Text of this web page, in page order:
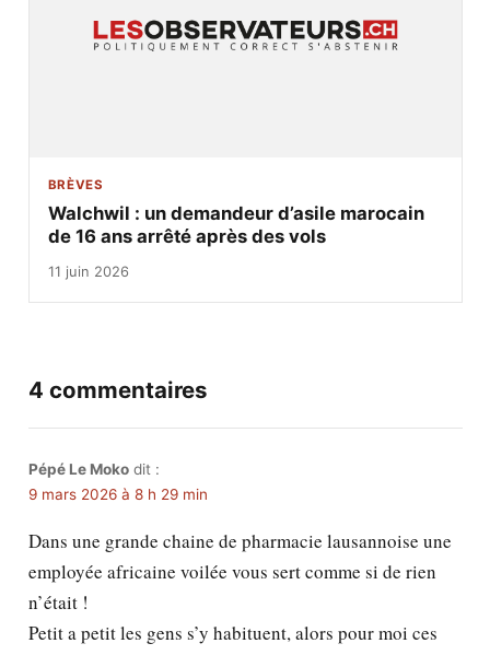
BRÈVES
Walchwil : un demandeur d’asile marocain
de 16 ans arrêté après des vols
11 juin 2026
4 commentaires
Pépé Le Moko dit :
9 mars 2026 à 8 h 29 min
Dans une grande chaine de pharmacie lausannoise une
employée africaine voilée vous sert comme si de rien
n’était !
Petit a petit les gens s’y habituent, alors pour moi ces